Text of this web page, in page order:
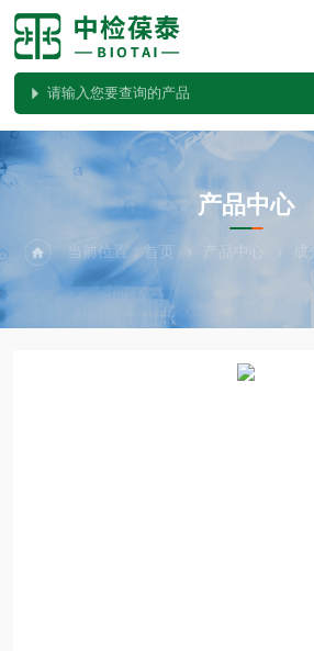
PRODUCTS
产品中心
当前位置：首页 产品中心